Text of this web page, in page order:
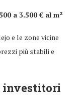
a 3.500 € al m²
e le zone vicine
più stabili e
investitori